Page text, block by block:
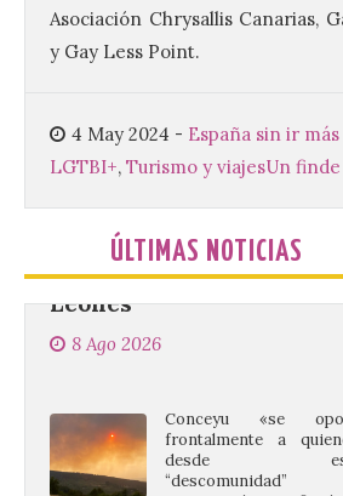
Asociación Chrysallis Canarias,
y Gay Less Point.
4 May 2024 - España sin ir
LGTBI+, Turismo y viajesUn
ÚLTIMAS NOTICIAS
especializado y
profesional de bomberos
forestales en el País
8 Ago 2026
híbrida de Castilla y León,
cambio climático y anteponen el
de la tauromaquia a una prevención
de los incendios. Conceyu Pais